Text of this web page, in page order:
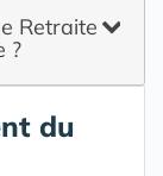
Retraite
?
du